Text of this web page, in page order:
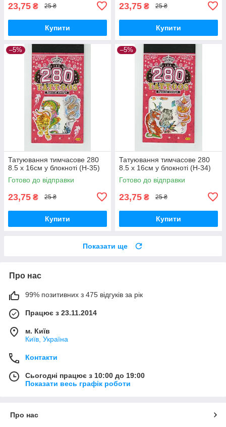
23,75 ₴ 25 ₴
Купити
23,75 ₴ 25 ₴
Купити
–5%
Татуювання тимчасове 280
8.5 х 16см у блокноті (H-35)
Готово до відправки
23,75 ₴ 25 ₴
Купити
–5%
Татуювання тимчасове 280
8.5 х 16см у блокноті (H-34)
Готово до відправки
23,75 ₴ 25 ₴
Купити
Показати ще
Про нас
99% позитивних з 475 відгуків за рік
Працює з 23.11.2014
м. Київ
Київ, Україна
Контакти
Сьогодні працює з 10:00 до 19:00
Показати весь графік роботи
Про нас